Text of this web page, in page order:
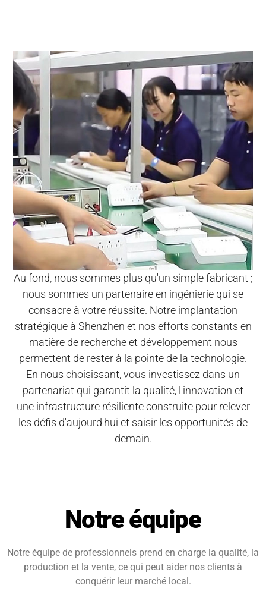
Au fond, nous sommes plus qu'un simple fabricant ;
nous sommes un partenaire en ingénierie qui se
consacre à votre réussite. Notre implantation
stratégique à Shenzhen et nos efforts constants en
matière de recherche et développement nous
permettent de rester à la pointe de la technologie.
En nous choisissant, vous investissez dans un
partenariat qui garantit la qualité, l'innovation et
une infrastructure résiliente construite pour relever
les défis d'aujourd'hui et saisir les opportunités de
demain.
Notre équipe
Notre équipe de professionnels prend en charge la qualité, la
production et la vente, ce qui peut aider nos clients à
conquérir leur marché local.